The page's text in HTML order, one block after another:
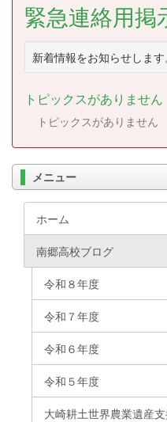
緊急連絡用掲
新着情報をお知らせします。
トピックスがありません
トピックスがありません
メニュー
ホーム
南郷高校ブログ
令和８年度
令和７年度
令和６年度
令和５年度
大崎耕土世界農業遺産